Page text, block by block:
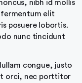
nibh id mollis
fermentum elit
posuere lobortis.
nunc tincidunt
congue, justo
orci, nec porttitor